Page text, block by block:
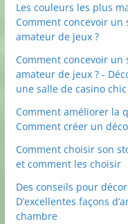
Les couleurs les plus
Comment concevoir
amateur de jeux ?
Comment concevoir
amateur de jeux ? -
une salle de casino
Comment améliorer la
Comment créer un
Comment choisir son
et comment les choisir
Des conseils pour
D’excellentes façons
chambre